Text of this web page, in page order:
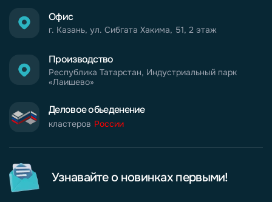
Деловое обьеденение
кластеров России
Производство
Республика Татарстан, Индустриальный парк
«Лаишево»
Офис
г. Казань, ул. Сибгата Хакима, 51, 2 этаж
Узнавайте о новинках первыми!